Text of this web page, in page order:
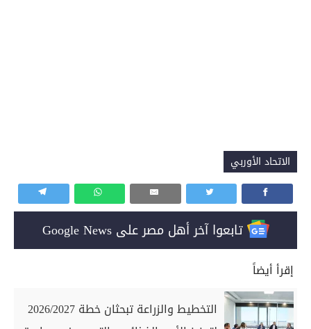
الاتحاد الأوربي
تابعوا آخر أهل مصر على Google News
إقرأ أيضاً
التخطيط والزراعة تبحثان خطة 2026/2027